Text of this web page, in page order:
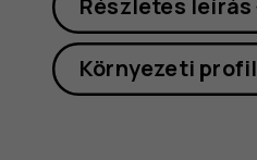
Részletes leírás
Környezeti profil